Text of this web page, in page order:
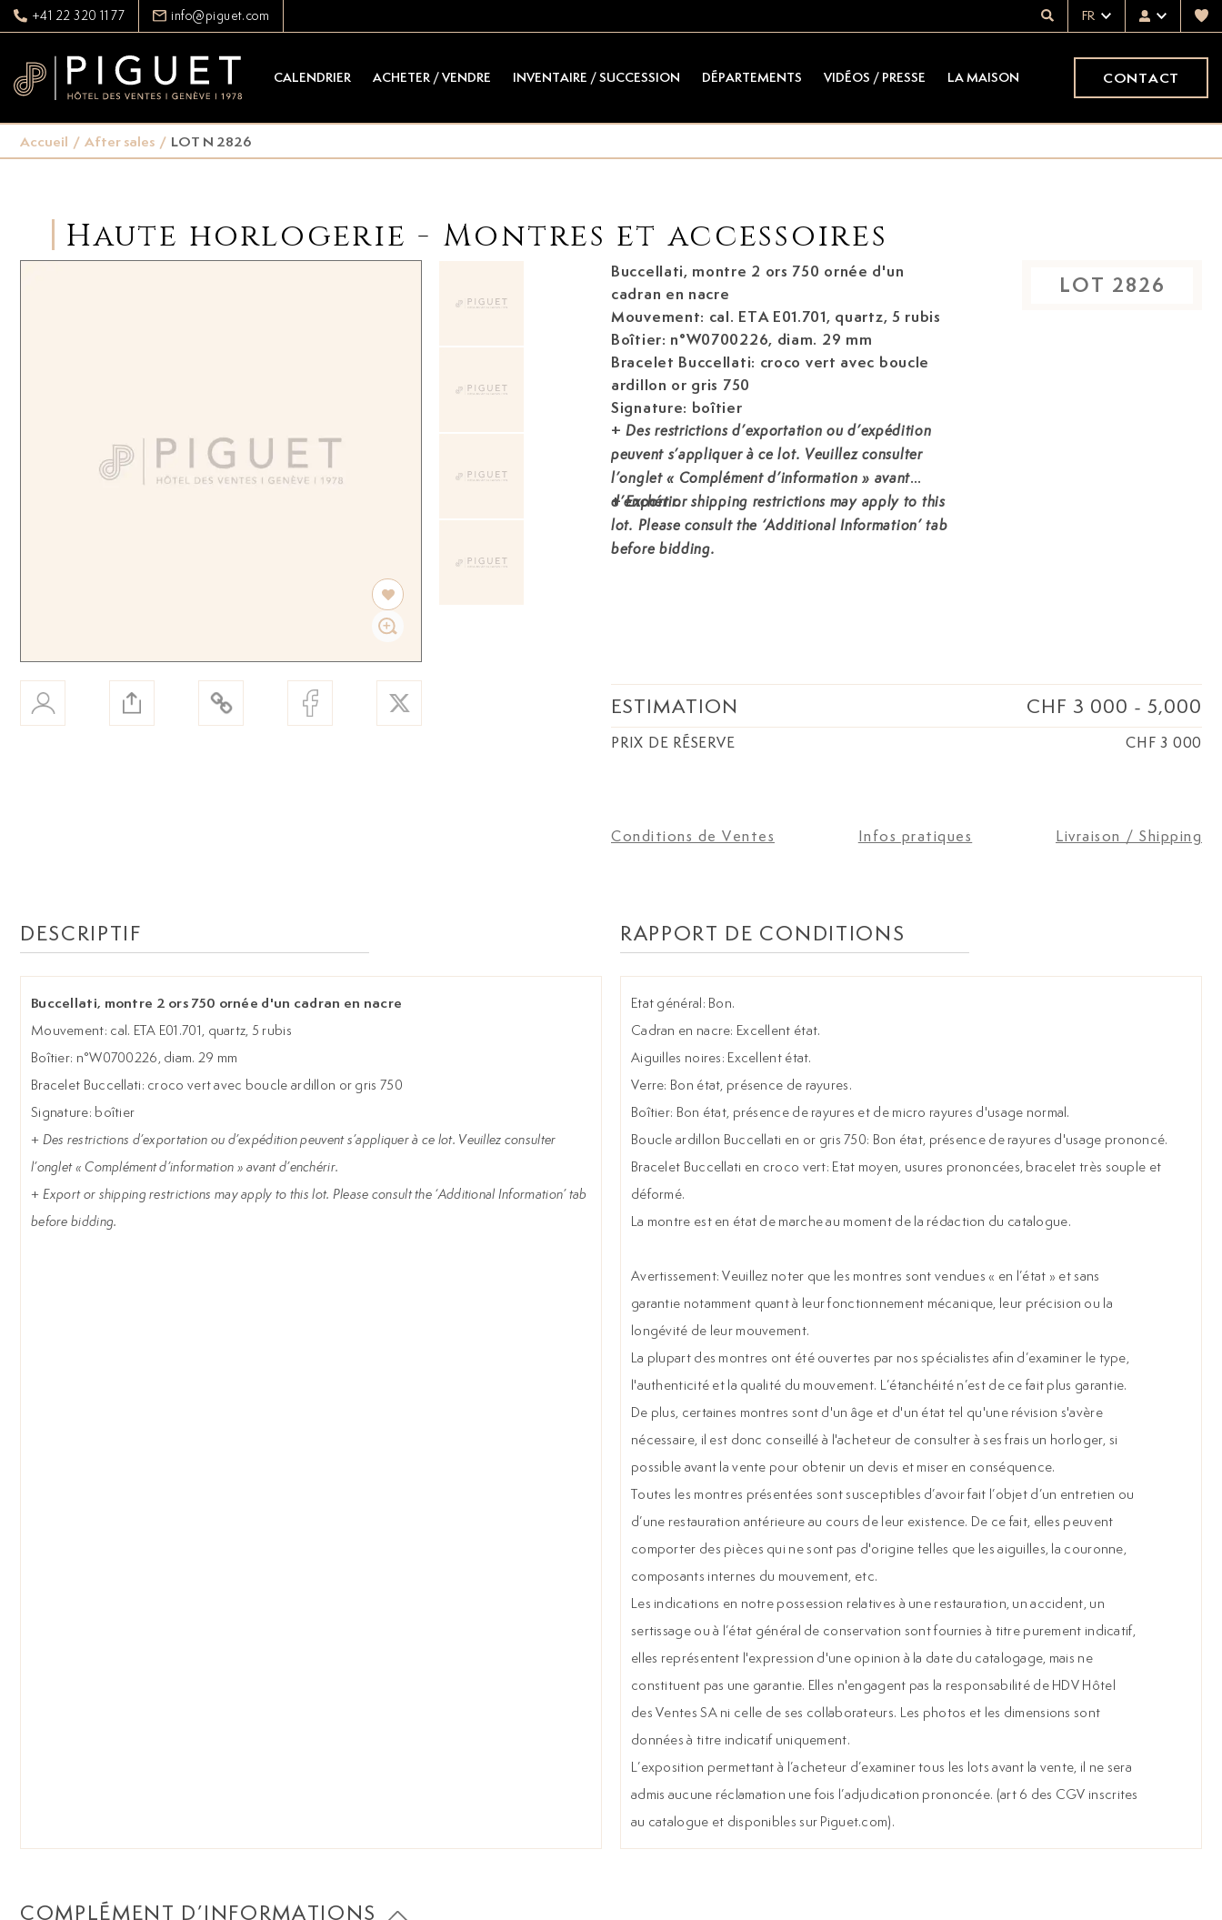
+41 22 320 11 77 info@piguet.com FR
CALENDRIER ACHETER / VENDRE INVENTAIRE / SUCCESSION DÉPARTEMENTS VIDÉOS / PRESSE LA MAISON CONTACT
Accueil / After sales / LOT N 2826
Haute horlogerie - Montres et accessoires
Buccellati, montre 2 ors 750 ornée d'un
cadran en nacre
Mouvement: cal. ETA E01.701, quartz, 5 rubis
Boîtier: n°W0700226, diam. 29 mm
Bracelet Buccellati: croco vert avec boucle
ardillon or gris 750
Signature: boîtier
+Des restrictions d’exportation ou d’expédition
peuvent s’appliquer à ce lot. Veuillez consulter
l’onglet « Complément d’information » avant
d’enchérir.
+Export or shipping restrictions may apply to this
lot. Please consult the ‘Additional Information’ tab
before bidding.
LOT 2826
ESTIMATION CHF 3 000 - 5,000
PRIX DE RÉSERVE CHF 3 000
Conditions de Ventes Infos pratiques Livraison / Shipping
DESCRIPTIF
Buccellati, montre 2 ors 750 ornée d'un cadran en nacre
Mouvement: cal. ETA E01.701, quartz, 5 rubis
Boîtier: n°W0700226, diam. 29 mm
Bracelet Buccellati: croco vert avec boucle ardillon or gris 750
Signature: boîtier
+ Des restrictions d’exportation ou d’expédition peuvent s’appliquer à ce lot. Veuillez consulter
l’onglet « Complément d’information » avant d’enchérir.
+ Export or shipping restrictions may apply to this lot. Please consult the ‘Additional Information’ tab
before bidding.
RAPPORT DE CONDITIONS
Etat général: Bon.
Cadran en nacre: Excellent état.
Aiguilles noires: Excellent état.
Verre: Bon état, présence de rayures.
Boîtier: Bon état, présence de rayures et de micro rayures d'usage normal.
Boucle ardillon Buccellati en or gris 750: Bon état, présence de rayures d'usage prononcé.
Bracelet Buccellati en croco vert: Etat moyen, usures prononcées, bracelet très souple et
déformé.
La montre est en état de marche au moment de la rédaction du catalogue.
Avertissement: Veuillez noter que les montres sont vendues « en l’état » et sans
garantie notamment quant à leur fonctionnement mécanique, leur précision ou la
longévité de leur mouvement.
La plupart des montres ont été ouvertes par nos spécialistes afin d’examiner le type,
l'authenticité et la qualité du mouvement. L’étanchéité n’est de ce fait plus garantie.
De plus, certaines montres sont d'un âge et d'un état tel qu'une révision s'avère
nécessaire, il est donc conseillé à l'acheteur de consulter à ses frais un horloger, si
possible avant la vente pour obtenir un devis et miser en conséquence.
Toutes les montres présentées sont susceptibles d’avoir fait l’objet d’un entretien ou
d’une restauration antérieure au cours de leur existence. De ce fait, elles peuvent
comporter des pièces qui ne sont pas d'origine telles que les aiguilles, la couronne,
composants internes du mouvement, etc.
Les indications en notre possession relatives à une restauration, un accident, un
sertissage ou à l’état général de conservation sont fournies à titre purement indicatif,
elles représentent l'expression d'une opinion à la date du catalogage, mais ne
constituent pas une garantie. Elles n'engagent pas la responsabilité de HDV Hôtel
des Ventes SA ni celle de ses collaborateurs. Les photos et les dimensions sont
données à titre indicatif uniquement.
L’exposition permettant à l’acheteur d’examiner tous les lots avant la vente, il ne sera
admis aucune réclamation une fois l’adjudication prononcée. (art 6 des CGV inscrites
au catalogue et disponibles sur Piguet.com).
COMPLÉMENT D’INFORMATIONS